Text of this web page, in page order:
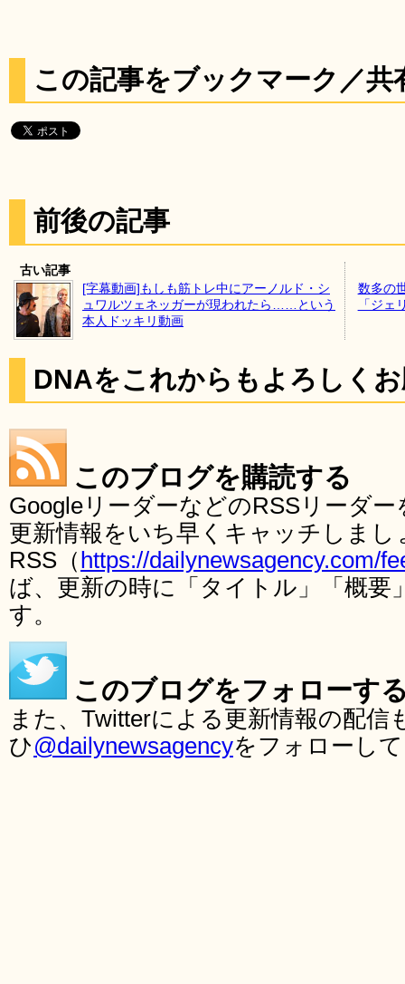
この記事をブックマーク／共
前後の記事
古い記事
[字幕動画]もしも筋トレ中にアーノルド・シ
ュワルツェネッガーが現われたら……という
本人ドッキリ動画
数多の
「ジェ
DNAをこれからもよろしく
このブログを購読する
GoogleリーダーなどのRSSリーダ
更新情報をいち早くキャッチしま
RSS（ https://dailynewsagency.com/
ば、更新の時に「タイトル」「概要
す。
このブログをフォローす
また、Twitterによる更新情報の配
ひ@dailynewsagencyをフォローし